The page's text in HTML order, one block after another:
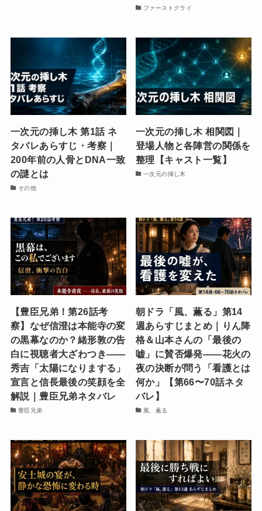
ファーストクライ
一次元の挿し木 第1話 ネ
タバレあらすじ・考察｜
200年前の人骨とDNA一致
の謎とは
その他
一次元の挿し木 相関図｜
登場人物と各陣営の関係を
整理【キャスト一覧】
一次元の挿し木
【豊臣兄弟！第26話考
察】なぜ信澄は本能寺の変
の黒幕なのか？緒形敦の告
白に視聴者大ざわつき——
秀吉「太陽になりまする」
宣言と信長最後の笑顔を全
解説｜豊臣兄弟ネタバレ
豊臣兄弟
朝ドラ「風、薫る」第14
週あらすじまとめ｜りん降
格＆山本さんの「最後の
嘘」に賛否爆発——花火の
夜の決断が問う「看護とは
何か」【第66〜70話ネタ
バレ】
風、薫る